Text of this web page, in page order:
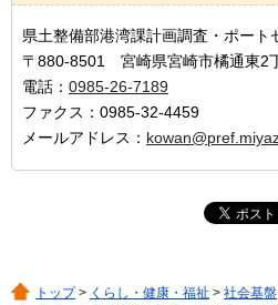
県土整備部港湾課計画調査・ポート
〒880-8501 宮崎県宮崎市橘通東2
電話： 0985-26-7189
ファクス：0985-32-4459
メールアドレス：
トップ> くらし・健康・福祉 > 社会基盤